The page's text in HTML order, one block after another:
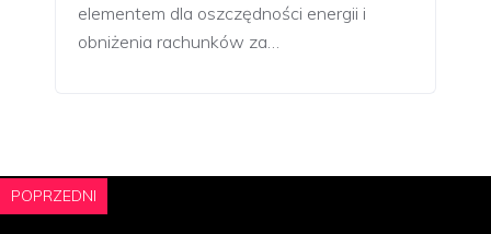
elementem dla oszczędności energii i
obniżenia rachunków za…
POPRZEDNI